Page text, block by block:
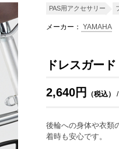
PAS用アクセサリー
メーカー： YAMAHA
ドレスガード
2,640円 （税込）
後輪への身体や衣類
着時も安心です。